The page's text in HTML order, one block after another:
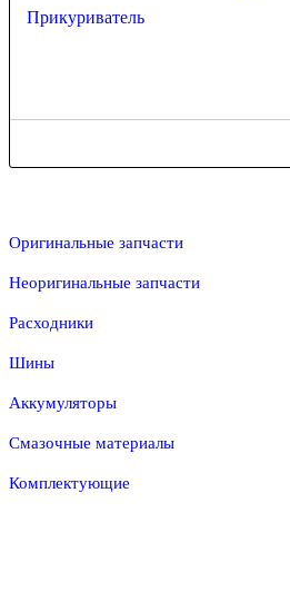
Прикуриватель
Оригинальные запчасти
Неоригинальные запчасти
Расходники
Шины
Аккумуляторы
Смазочные материалы
Комплектующие